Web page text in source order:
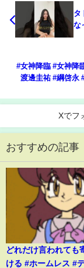
タ
な
#女神降臨 #女神降
渡邊圭祐 #綱啓永
Xでフ
おすすめの記事
どれだけ言われても
ける #ホームレス #